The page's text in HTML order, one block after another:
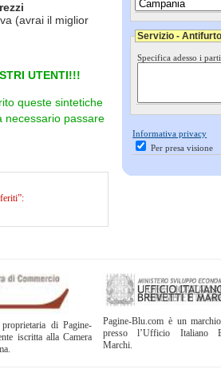
(avrai il miglior
UTENTI!!!
queste sintetiche
necessario passare
Servizio -
Specifica adesso i
Informativa privacy
Per presa visione
di Pagine-
iscritta alla Camera
Pagine-Blu.com è un
presso l’Ufficio Italiano
Marchi.